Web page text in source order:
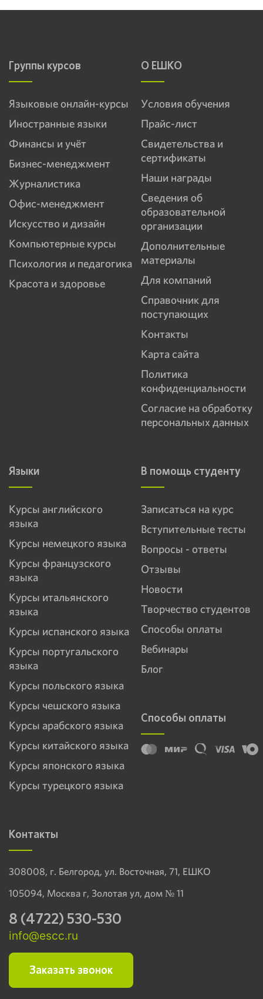
Группы курсов
Языковые онлайн-курсы
Иностранные языки
Финансы и учёт
Бизнес-менеджмент
Журналистика
Офис-менеджмент
Искусство и дизайн
Компьютерные курсы
Психология и педагогика
Красота и здоровье
О ЕШКО
Условия обучения
Прайс-лист
Свидетельства и
сертификаты
Наши награды
Сведения об
образовательной
организации
Дополнительные
материалы
Для компаний
Справочник для
поступающих
Контакты
Карта сайта
Политика
конфиденциальности
Согласие на обработку
персональных данных
В помощь студенту
Записаться на курс
Вступительные тесты
Вопросы - ответы
Отзывы
Новости
Творчество студентов
Способы оплаты
Вебинары
Блог
Способы оплаты
Языки
Курсы английского
языка
Курсы немецкого языка
Курсы французского
языка
Курсы итальянского
языка
Курсы испанского языка
Курсы португальского
языка
Курсы польского языка
Курсы чешского языка
Курсы арабского языка
Курсы китайского языка
Курсы японского языка
Курсы турецкого языка
Контакты
308008, г. Белгород, ул. Восточная, 71, ЕШКО
105094, Москва г, Золотая ул, дом № 11
8 (4722) 530-530
info@escc.ru
Заказать звонок